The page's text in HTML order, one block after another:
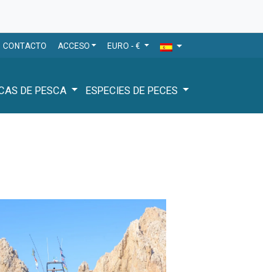
CONTACTO ACCESO EURO - €
DE PESCA ESPECIES DE PECES